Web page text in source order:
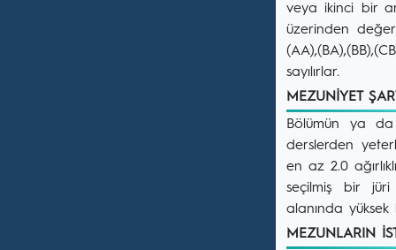
veya ikinci bir
üzerinden
sayılırlar.
MEZUNİYET
Bölümün ya
derslerden
en az 2.0
seçilmiş bir jüri
alanında yüksek
MEZUNLARIN